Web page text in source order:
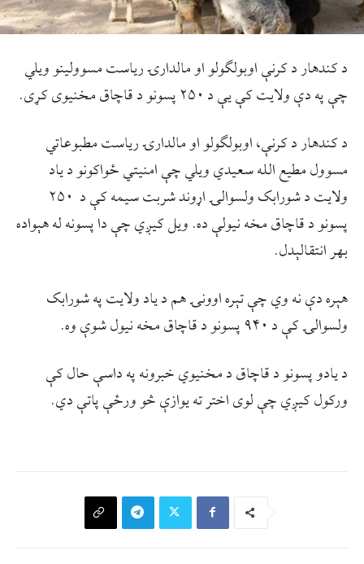
د کندهار د کرنې اوبولګولو او مالدارۍ ریاست مسوولینو ویلي
چې په دې ولایت کې یې د ۲۵۰ پسونو د قاچاق مخنیوی کړی.
د کندهار د کرنې، اوبولګولو او مالدارۍ ریاست مطبوعاتي
مسوول مطیع الله سعیدي ویلي چې امنیتي ځواکونو د یاد
ولایت د شورابک ولسوالۍ اړوند شربت سیمه کې د ۲۵۰
پسونو د قاچاق مخه نیولې ده. ویل کیږي چې دا پسونه له هېواده
بهر انتقالېدل.
هېره دې نه وي چې تېره اوونۍ هم د یاد ولایت په شورابک
ولسوالۍ کې د ۹۴۰ پسونو د قاچاق مخه نیول شوې وه.
د یادو پسونو د قاچاق د مخنیوي خبرونه په داسې حال کې
ورکول کیږي چې لوی اختر ته یوازې څو ورځې پاتې دي.